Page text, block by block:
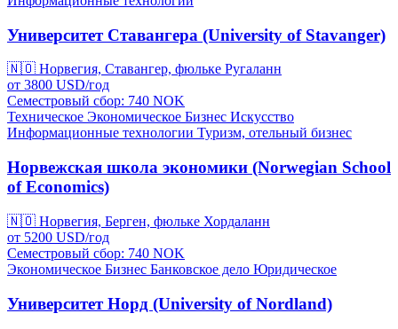
Университет Ставангера (University of Stavanger)
🇳🇴 Норвегия, Ставангер, фюльке Ругаланн
от 3800 USD/год
Семестровый сбор: 740 NOK
Техническое Экономическое Бизнес Искусство
Информационные технологии Туризм, отельный бизнес
Норвежская школа экономики (Norwegian School
of Economics)
🇳🇴 Норвегия, Берген, фюльке Хордаланн
от 5200 USD/год
Семестровый сбор: 740 NOK
Экономическое Бизнес Банковское дело Юридическое
Университет Норд (University of Nordland)